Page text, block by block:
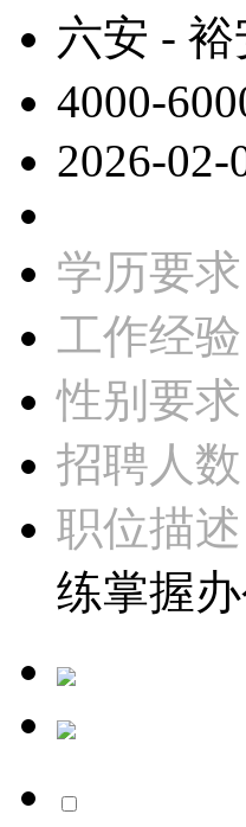
六安 - 裕
4000-
2026-02-
学历要求
工作经验
性别要求
招聘人数
职位描述
练掌握